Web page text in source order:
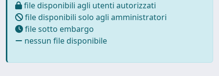
file disponibili agli utenti autorizzati
file disponibili solo agli amministratori
file sotto embargo
nessun file disponibile